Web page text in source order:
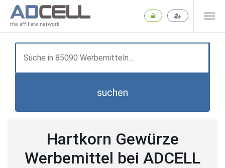
the affiliate network
suchen
Hartkorn Gewürze
Werbemittel bei ADCELL